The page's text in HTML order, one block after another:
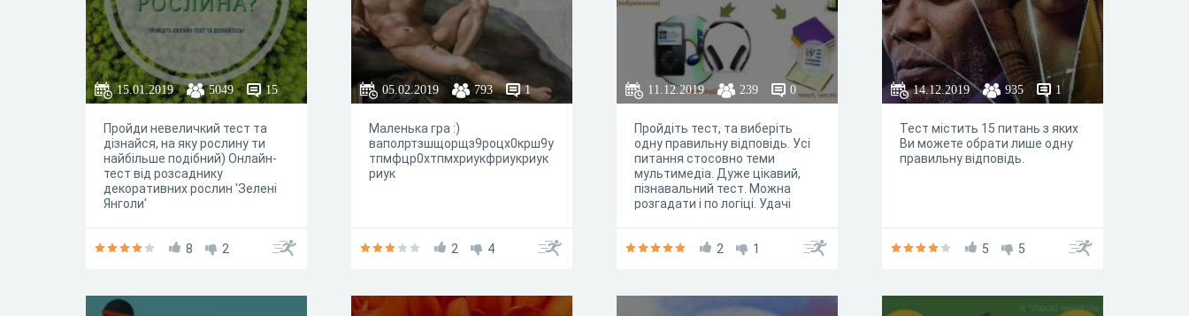
15.01.2019 5049 15
Пройди невеличкий тест та
дізнайся, на яку рослину ти
найбільше подібний) Онлайн-
тест від розсаднику
декоративних рослин 'Зелені
Янголи'
8 2
05.02.2019 793 1
Маленька гра :)
ваполртзшщорщз9роцх0крш9у
тпмфцр0хтпмхриукфриукриук
риук
2 4
11.12.2019 239 0
Пройдіть тест, та виберіть
одну правильну відповідь. Усі
питання стосовно теми
мультимедіа. Дуже цікавий,
пізнавальний тест. Можна
розгадати і по логіці. Удачі
2 1
14.12.2019 935 1
Тест містить 15 питань з яких
Ви можете обрати лише одну
правильну відповідь.
5 5